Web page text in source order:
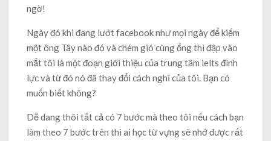
ngờ!
Ngày đó khi đang lướt facebook như mọi ngày để kiếm
một ông Tây nào đó và chém gió cùng ổng thì đập vào
mắt tôi là một đoạn giới thiệu của trung tâm ielts đình
lực và từ đó nó đã thay đổi cách nghĩ của tôi. Bạn có
muốn biết không?
Dễ dang thôi tất cả có 7 bước mà theo tôi nếu cách bạn
làm theo 7 bước trên thì ai học từ vựng sẽ nhớ được rất